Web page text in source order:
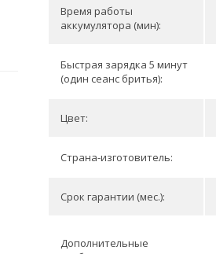
Время работы
аккумулятора (мин):
Быстрая зарядка 5 минут
(один сеанс бритья):
Цвет:
Страна-изготовитель:
Срок гарантии (мес.):
Дополнительные